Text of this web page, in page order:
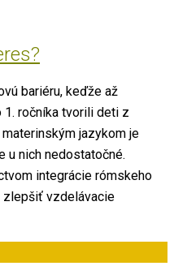
bariéru, keďže až
1. ročníka tvorili deti z
jazykom je
u nich nedostatočné.
integrácie rómskeho
zlepšiť vzdelávacie